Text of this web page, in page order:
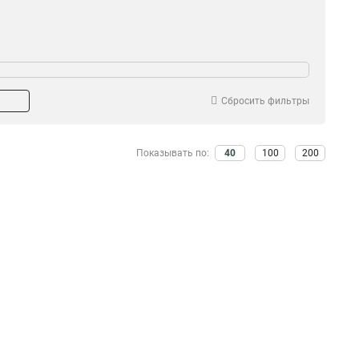
Сбросить фильтры
Показывать по: 40 100 200